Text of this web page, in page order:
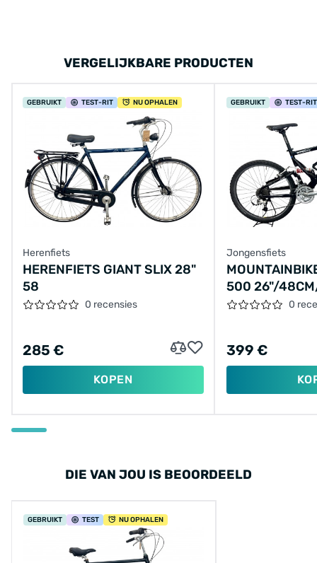
VERGELIJKBARE PRODUCTEN
GEBRUIKT TEST-RIT NU OPHALEN
Herenfiets
HERENFIETS GIANT SLIX 28"
58
0 recensies
285 €
KOPEN
GEBRUIKT TEST-RIT
Jongensfiets
500 26"/
0
399 €
DIE VAN JOU IS BEOORDEELD
GEBRUIKT TEST NU OPHALEN